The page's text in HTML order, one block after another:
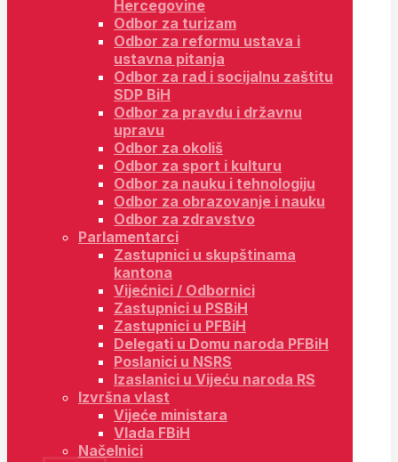
Hercegovine
Odbor za turizam
Odbor za reformu ustava i
ustavna pitanja
Odbor za rad i socijalnu zaštitu
SDP BiH
Odbor za pravdu i državnu
upravu
Odbor za okoliš
Odbor za sport i kulturu
Odbor za nauku i tehnologiju
Odbor za obrazovanje i nauku
Odbor za zdravstvo
Parlamentarci
Zastupnici u skupštinama
kantona
Vijećnici / Odbornici
Zastupnici u PSBiH
Zastupnici u PFBiH
Delegati u Domu naroda PFBiH
Poslanici u NSRS
Izaslanici u Vijeću naroda RS
Izvršna vlast
Vijeće ministara
Vlada FBiH
Načelnici